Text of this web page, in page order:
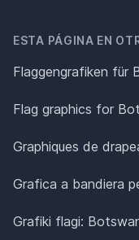
ESTA PÁGINA EN
Flaggengrafiken für
Flag graphics for
Graphiques de
Grafica a bandiera
Grafiki flagi: